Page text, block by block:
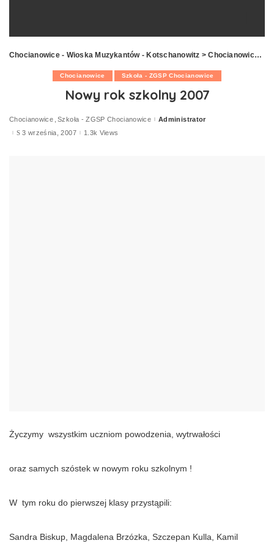
Chocianowice - Wioska Muzykantów - Kotschanowitz >Chocianowice >
Chocianowice Szkoła - ZGSP Chocianowice
Nowy rok szkolny 2007
Chocianowice Szkoła - ZGSP ChocianowicePosted
Administrator
3 września, 2007
1.3k Views
Życzymy wszystkim uczniom powodzenia, wytrwałości
oraz samych szóstek w nowym roku szkolnym !
W tym roku do pierwszej klasy przystąpili:
Sandra Biskup, Magdalena Brzózka, Szczepan Kulla, Kamil